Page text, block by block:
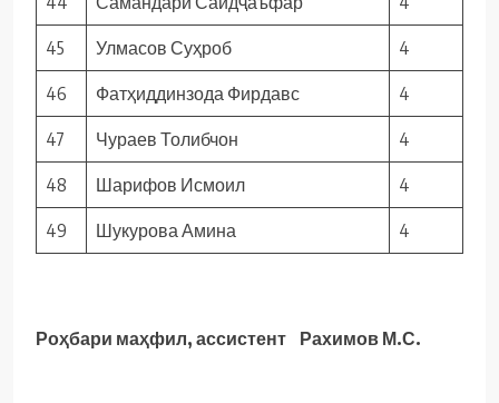
45 Улмасов Суҳроб 4
46 Фатҳиддинзода Фирдавс 4
47 Чураев Толибчон 4
48 Шарифов Исмоил 4
49 Шукурова Амина 4
Роҳбари маҳфил, ассистент Рахимов М.С.